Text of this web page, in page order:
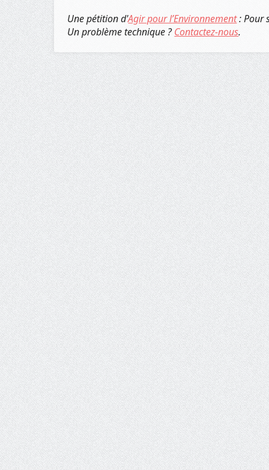
Une pétition d'Agir pour l’Environnement: Pour
Un problème technique ?Contactez-nous.